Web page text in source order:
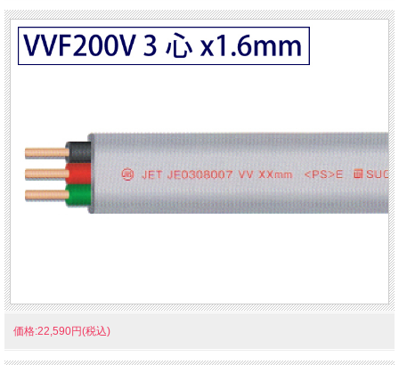
価格:22,590円(税込)